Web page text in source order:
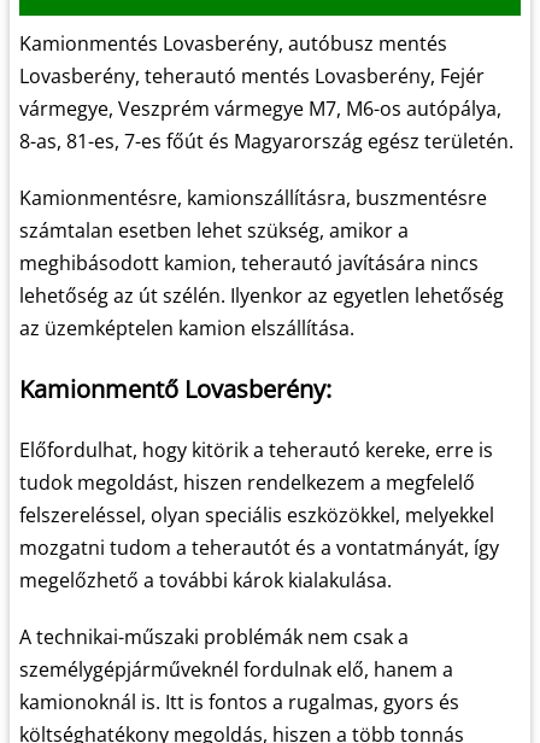
Kamionmentés Lovasberény, autóbusz mentés
Lovasberény, teherautó mentés Lovasberény, Fejér
vármegye, Veszprém vármegye M7, M6-os autópálya,
8-as, 81-es, 7-es főút és Magyarország egész területén.
Kamionmentésre, kamionszállításra, buszmentésre
számtalan esetben lehet szükség, amikor a
meghibásodott kamion, teherautó javítására nincs
lehetőség az út szélén. Ilyenkor az egyetlen lehetőség
az üzemképtelen kamion elszállítása.
Kamionmentő Lovasberény:
Előfordulhat, hogy kitörik a teherautó kereke, erre is
tudok megoldást, hiszen rendelkezem a megfelelő
felszereléssel, olyan speciális eszközökkel, melyekkel
mozgatni tudom a teherautót és a vontatmányát, így
megelőzhető a további károk kialakulása.
A technikai-műszaki problémák nem csak a
személygépjárműveknél fordulnak elő, hanem a
kamionoknál is. Itt is fontos a rugalmas, gyors és
költséghatékony megoldás, hiszen a több tonnás